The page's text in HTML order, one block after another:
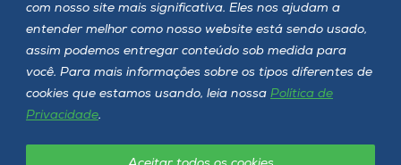
com nosso site mais significativa. Eles nos ajudam a
entender melhor como nosso website está sendo usado,
assim podemos entregar conteúdo sob medida para
você. Para mais informações sobre os tipos diferentes de
cookies que estamos usando, leia nossa Política de
Privacidade.